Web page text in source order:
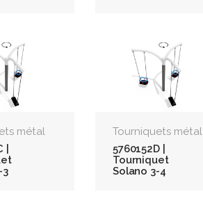
métal
3
Tourniquets métal
5760152D |
Tourniquet
Solano 3-4